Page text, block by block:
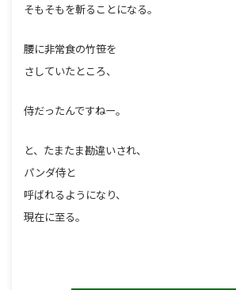
そもそもを斬ることになる。
腰に非常食の竹笹を
さしていたところ、
侍だったんですねー。
と、たまたま勘違いされ、
パンダ侍と
呼ばれるようになり、
現在に至る。